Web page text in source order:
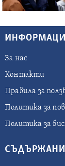
За нас
Контакти
Правила за
Политика за
Политика за